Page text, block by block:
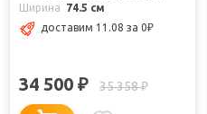
Ширина
74.5 см
доставим 11.08 за 0₽
34 500 ₽ 35 358₽